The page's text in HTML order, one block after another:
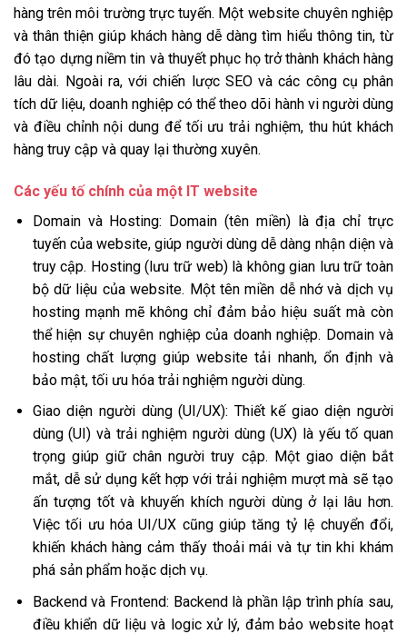
hàng trên môi trường trực tuyến. Một website chuyên nghiệp
và thân thiện giúp khách hàng dễ dàng tìm hiểu thông tin, từ
đó tạo dựng niềm tin và thuyết phục họ trở thành khách hàng
lâu dài. Ngoài ra, với chiến lược SEO và các công cụ phân
tích dữ liệu, doanh nghiệp có thể theo dõi hành vi người dùng
và điều chỉnh nội dung để tối ưu trải nghiệm, thu hút khách
hàng truy cập và quay lại thường xuyên.
Các yếu tố chính của một IT website
Domain và Hosting: Domain (tên miền) là địa chỉ trực
tuyến của website, giúp người dùng dễ dàng nhận diện và
truy cập. Hosting (lưu trữ web) là không gian lưu trữ toàn
bộ dữ liệu của website. Một tên miền dễ nhớ và dịch vụ
hosting mạnh mẽ không chỉ đảm bảo hiệu suất mà còn
thể hiện sự chuyên nghiệp của doanh nghiệp. Domain và
hosting chất lượng giúp website tải nhanh, ổn định và
bảo mật, tối ưu hóa trải nghiệm người dùng.
Giao diện người dùng (UI/UX): Thiết kế giao diện người
dùng (UI) và trải nghiệm người dùng (UX) là yếu tố quan
trọng giúp giữ chân người truy cập. Một giao diện bắt
mắt, dễ sử dụng kết hợp với trải nghiệm mượt mà sẽ tạo
ấn tượng tốt và khuyến khích người dùng ở lại lâu hơn.
Việc tối ưu hóa UI/UX cũng giúp tăng tỷ lệ chuyển đổi,
khiến khách hàng cảm thấy thoải mái và tự tin khi khám
phá sản phẩm hoặc dịch vụ.
Backend và Frontend: Backend là phần lập trình phía sau,
điều khiển dữ liệu và logic xử lý, đảm bảo website hoạt